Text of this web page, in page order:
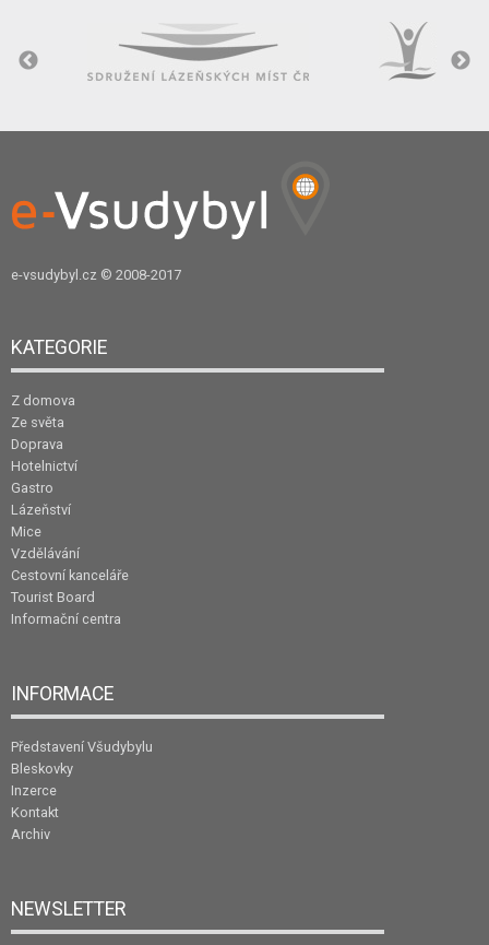
e-vsudybyl.cz © 2008-2017
KATEGORIE
Z domova
Ze světa
Doprava
Hotelnictví
Gastro
Lázeňství
Mice
Vzdělávání
Cestovní kanceláře
Tourist Board
Informační centra
INFORMACE
Představení Všudybylu
Bleskovky
Inzerce
Kontakt
Archiv
NEWSLETTER